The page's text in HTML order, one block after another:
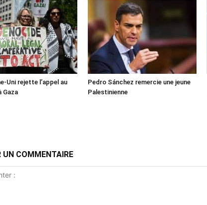
Uni rejette l’appel au
Gaza
Pedro Sánchez remercie une jeune
Palestinienne
UN COMMENTAIRE